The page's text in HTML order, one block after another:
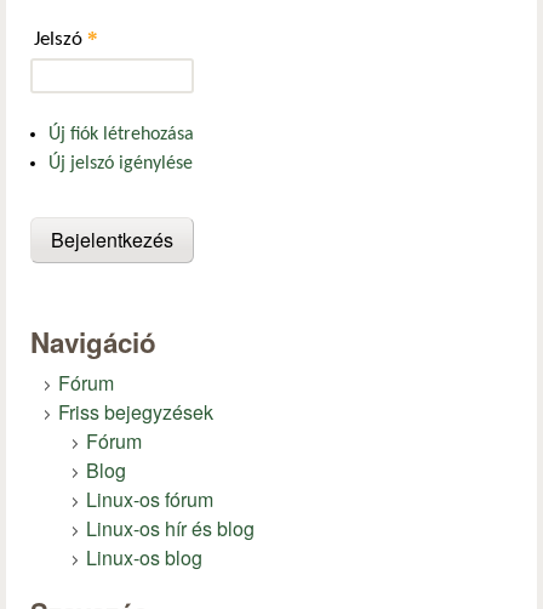
Jelszó *
Új fiók létrehozása
Új jelszó igénylése
Navigáció
Fórum
Friss bejegyzések
Fórum
Blog
Linux-os fórum
Linux-os hír és blog
Linux-os blog